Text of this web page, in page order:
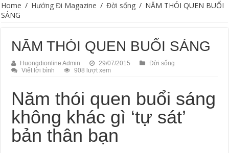
Home / Hướng Đi Magazine / Đời sống / NĂM THÓI QUEN BUỔI
SÁNG
NĂM THÓI QUEN BUỔI SÁNG
Huongdionline Admin 29/07/2015
Đời sống
Viết lời bình
908 lượt xem
Năm thói quen buổi sáng
không khác gì ‘tự sát’
bản thân bạn